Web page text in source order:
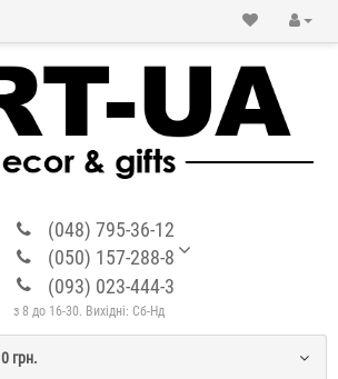
(048) 795-36-12
(050) 157-288-8
(093) 023-444-3
з 8 до 16-30. Вихідні: Сб-Нд
0 грн.